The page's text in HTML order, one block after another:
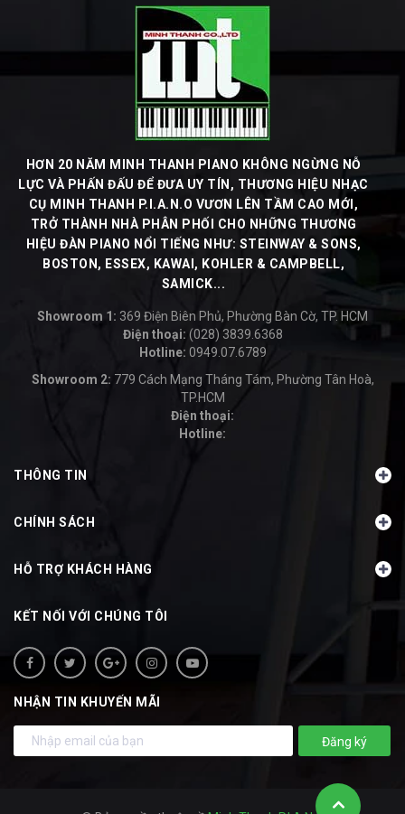
HƠN 20 NĂM MINH THANH PIANO KHÔNG NGỪNG NỖ
LỰC VÀ PHẤN ĐẤU ĐỂ ĐƯA UY TÍN, THƯƠNG HIỆU NHẠC
CỤ MINH THANH P.I.A.N.O VƯƠN LÊN TẦM CAO MỚI,
TRỞ THÀNH NHÀ PHÂN PHỐI CHO NHỮNG THƯƠNG
HIỆU ĐÀN PIANO NỔI TIẾNG NHƯ: STEINWAY & SONS,
BOSTON, ESSEX, KAWAI, KOHLER & CAMPBELL,
SAMICK...
Showroom 1: 369 Điện Biên Phủ, Phường Bàn Cờ, TP. HCM
Điện thoại: (028) 3839.6368
-
Hotline: 0949.07.6789
Showroom 2: 779 Cách Mạng Tháng Tám, Phường Tân Hoà,
TP.HCM
Điện thoại:
-
Hotline:
THÔNG TIN
CHÍNH SÁCH
HỖ TRỢ KHÁCH HÀNG
KẾT NỐI VỚI CHÚNG TÔI
NHẬN TIN KHUYẾN MÃI
Đăng ký